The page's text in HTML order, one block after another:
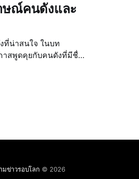
ษณ์คนดังและ
นใจ ในบท
าสพูดคุยกับคนดังที่มีชื่อ
ปัจจุบัน คนดังพูด
ข่าวรอบโลก © 2026